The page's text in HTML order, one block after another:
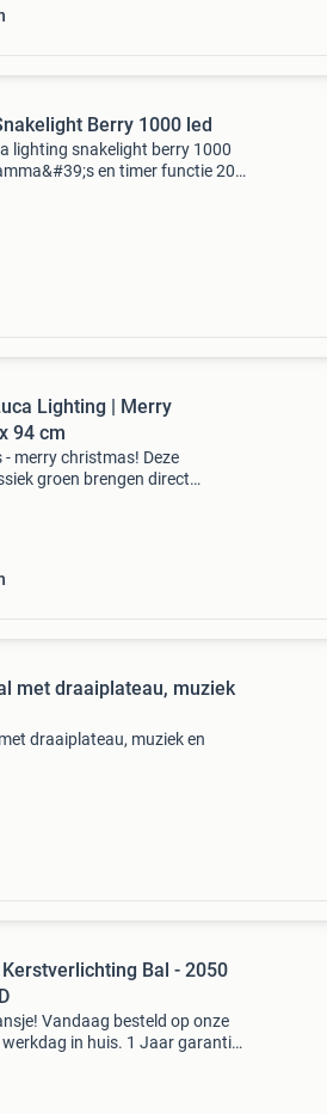
Berry 1000 led
lighting snakelight berry 1000
en timer functie 20
Lighting | Merry
94 cm
- merry christmas! Deze
groen brengen direct
met draaiplateau, muziek
draaiplateau, muziek en
Bal - 2050
Vandaag besteld op onze
in huis. 1 Jaar garantie.